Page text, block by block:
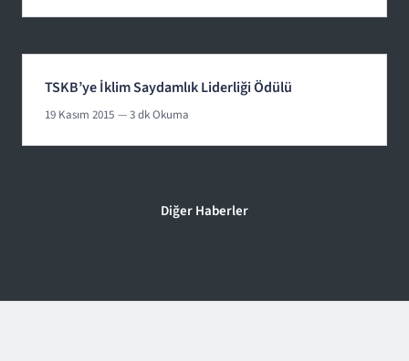
TSKB’ye İklim Saydamlık Liderliği Ödülü
19 Kasım 2015 — 3 dk Okuma
Diğer Haberler